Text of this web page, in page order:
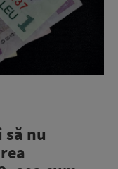
să nu